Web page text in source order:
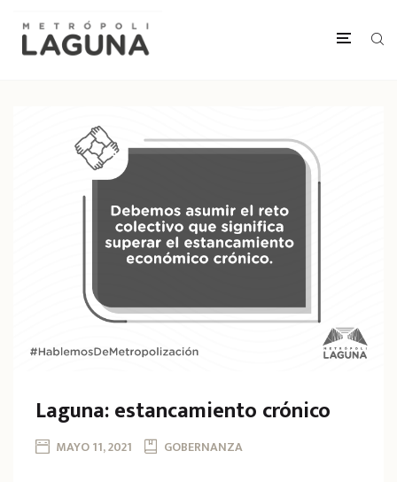
Laguna: estancamiento crónico
MAYO 11, 2021 GOBERNANZA